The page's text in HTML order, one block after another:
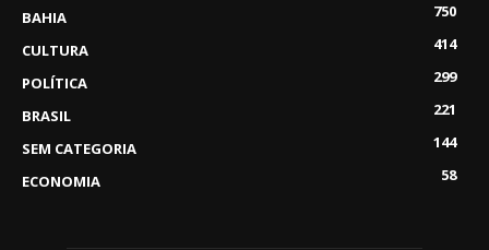
BAHIA
750
CULTURA
414
POLÍTICA
299
BRASIL
221
SEM CATEGORIA
144
ECONOMIA
58